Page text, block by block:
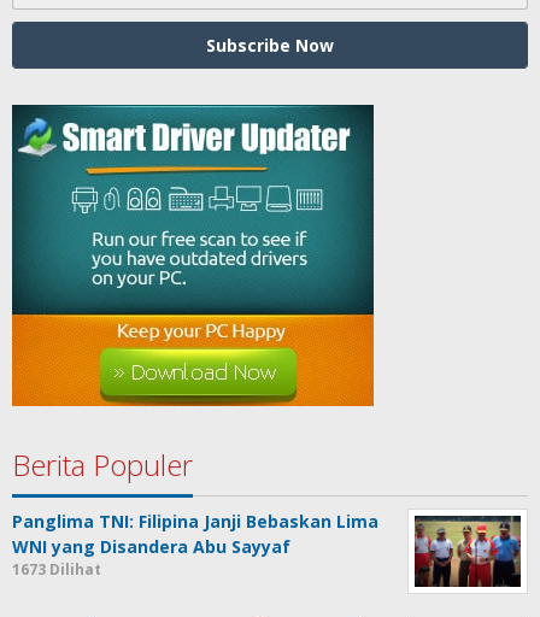
Berita Populer
Panglima TNI: Filipina Janji Bebaskan Lima
WNI yang Disandera Abu Sayyaf
1673 Dilihat